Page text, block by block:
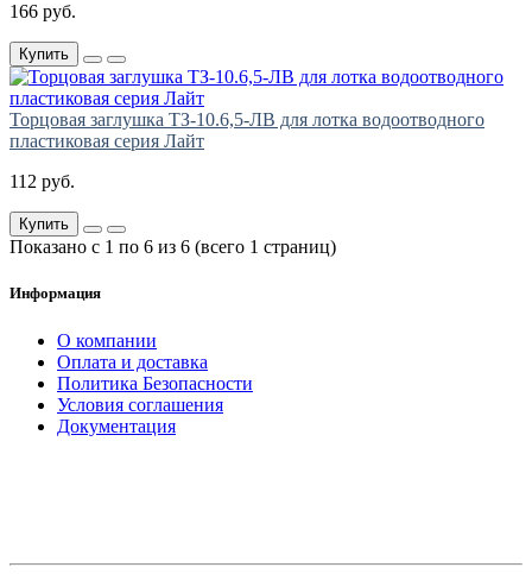
166 руб.
Купить
Торцовая заглушка ТЗ-10.6,5-ЛВ для лотка водоотводного
пластиковая серия Лайт
112 руб.
Купить
Показано с 1 по 6 из 6 (всего 1 страниц)
Информация
О компании
Оплата и доставка
Политика Безопасности
Условия соглашения
Документация